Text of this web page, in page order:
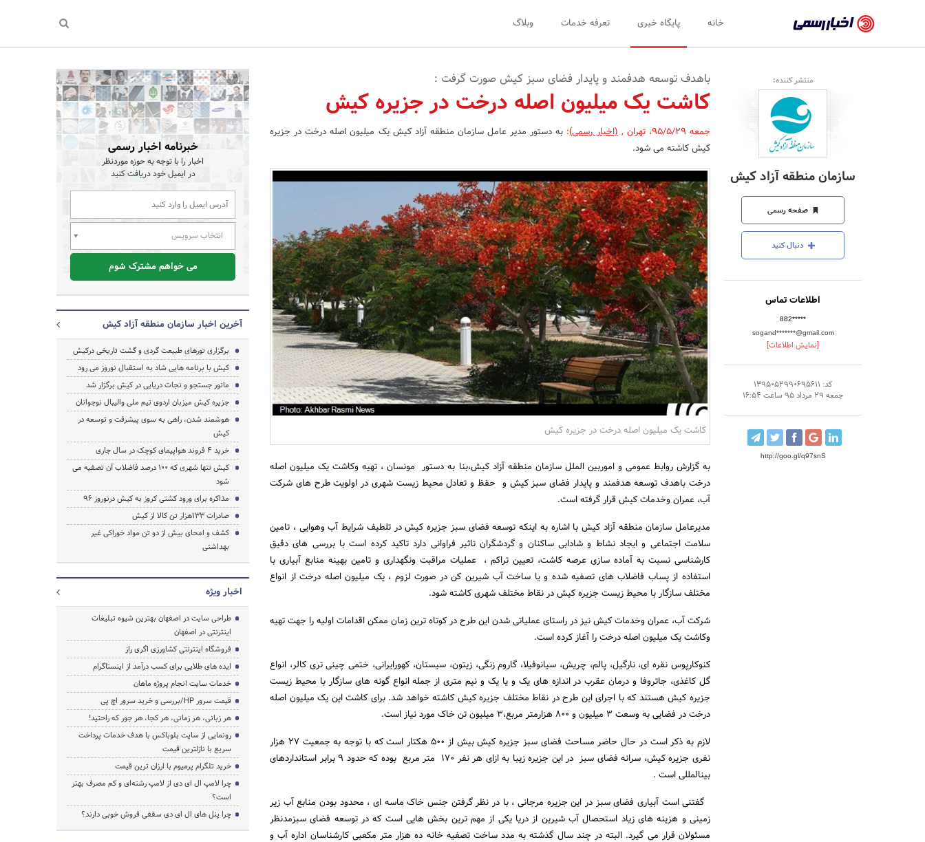
رسمی
-
اخبار
تایید
شده
شرکت‌ها،
سازمان‌ها
و
روابط
عمومی‌ها
خانه پایگاه خبری تعرفه خدمات وبلاگ
منتشر کننده:
سازمان منطقه آزاد کیش
صفحه رسمی
دنبال کنید
اطلاعات تماس
882*****
sogand*******@gmail.com
[نمایش اطلاعات]
کد: 1395052990695611
جمعه 29 مرداد 95 ساعت 16:54
http://goo.gl/q97snS
باهدف توسعه هدفمند و پایدار فضای سبز کیش صورت گرفت :
کاشت یک میلیون اصله درخت در جزیره کیش
جمعه 95/5/29 ،تهران ,(اخبار رسمی): به دستور مدیر عامل سازمان منطقه آزاد کیش یک میلیون اصله درخت در جزیره
کیش کاشته می شود.
کاشت یک میلیون اصله درخت در جزیره کیش
به گزارش روابط عمومی و اموربین الملل سازمان منطقه آزاد کیش،بنا به دستور مونسان ، تهیه وکاشت یک میلیون اصله
درخت باهدف توسعه هدفمند و پایدار فضای سبز کیش و حفظ و تعادل محیط زیست شهری در اولویت طرح های شرکت
آب، عمران وخدمات کیش قرار گرفته است.
مدیرعامل سازمان منطقه آزاد کیش با اشاره به اینکه توسعه فضای سبز جزیره کیش در تلطیف شرایط آب وهوایی ، تامین
سلامت اجتماعی و ایجاد نشاط و شادابی ساکنان و گردشگران تاثیر فراوانی دارد تاکید کرده است با بررسی های دقیق
کارشناسی نسبت به آماده سازی عرصه کاشت، تعیین تراکم ، عملیات مراقبت ونگهداری و تامین بهینه منابع آبیاری با
استفاده از پساب فاضلاب های تصفیه شده و یا ساخت آب شیرین کن در صورت لزوم ، یک میلیون اصله درخت از انواع
مختلف سازگار با محیط زیست جزیره کیش در نقاط مختلف شهری کاشته شود.
شرکت آب، عمران وخدمات کیش نیز در راستای عملیاتی شدن این طرح در کوتاه ترین زمان ممکن اقدامات اولیه را جهت تهیه
وکاشت یک میلیون اصله درخت را آغاز کرده است.
کنوکارپوس نقره ای، نارگیل، پالم، چریش، سیانوفیلا، گاروم زنگی، زیتون، سیستان، کهورایرانی، ختمی چینی تری کالر، انواع
گل کاغذی، جاتروفا و درمان عقرب در اندازه های یک و یا یک و نیم متری از جمله انواع گونه های سازگار با محیط زیست
جزیره کیش هستند که با اجرای این طرح در نقاط مختلف جزیره کیش کاشته خواهد شد. برای کاشت این یک میلیون اصله
درخت در فضایی به وسعت 3 میلیون و 800 هزارمتر مربع،3 میلیون تن خاک مورد نیاز است.
لازم به ذکر است در حال حاضر مساحت فضای سبز جزیره کیش بیش از 500 هکتار است که با توجه به جمعیت 27 هزار
نفری جزیره کیش، سرانه فضای سبز در این جزیره زیبا به ازای هر نفر 170 متر مربع بوده که حدود 9 برابر استانداردهای
بین‏المللی است .
گفتنی است آبیاری فضای سبز در این جزیره مرجانی ، با در نظر گرفتن جنس خاک ماسه ای ، محدود بودن منابع آب زیر
زمینی و هزینه های زیاد استحصال آب شیرین از دریا یکی از مهم ترین بخش هایی است که در توسعه فضای سبزمدنظر
مسئولان قرار می گیرد. البته در چند سال گذشته به مدد ساخت تصفیه خانه ده هزار متر مکعبی کارشناسان اداره آب و
خبرنامه اخبار رسمی
اخبار را با توجه به حوزه موردنظر
در ایمیل خود دریافت کنید
انتخاب سرویس
می خواهم مشترک شوم
آخرین اخبار سازمان منطقه آزاد کیش
برگزاری تورهای طبیعت گردی و گشت تاریخی درکیش
کیش با برنامه هایی شاد به استقبال نوروز می رود
مانور جستجو و نجات دریایی در کیش برگزار شد
جزیره کیش میزبان اردوی تیم ملی والیبال نوجوانان
هوشمند شدن، راهی به سوی پیشرفت و توسعه در
کیش
خرید 4 فروند هواپیمای کوچک در سال جاری
کیش تنها شهری که 100 درصد فاضلاب آن تصفیه می
شود
مذاکره برای ورود کشتی کروز به کیش درنوروز 96
صادرات 133هزار تن کالا از کیش
کشف و امحای بیش از دو تن مواد خوراکی غیر
بهداشتی
اخبار ویژه
طراحی سایت در اصفهان بهترین شیوه تبلیغات
اینترنتی در اصفهان
فروشگاه اینترنتی کشاورزی اگری راز
ایده های طلایی برای کسب درآمد از اینستاگرام
خدمات سایت انجام پروژه ماهان
قیمت سرور HP/بررسی و خرید سرور اچ پی
هر زبانی، هر زمانی، هر کجا، هر جور که راحتید!
رونمایی از سایت بلوباکس با هدف خدمات پرداخت
سریع با نازلترین قیمت
خرید تلگرام پرمیوم با ارزان ترین قیمت
چرا لامپ ال ای دی از لامپ رشته‌ای و کم مصرف بهتر
است؟
چرا پنل های ال ای دی سقفی فروش خوبی دارند؟